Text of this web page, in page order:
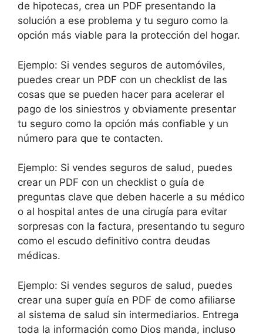
de hipotecas, crea un PDF presentando la
solución a ese problema y tu seguro como la
opción más viable para la protección del hogar.
Ejemplo: Si vendes seguros de automóviles,
puedes crear un PDF con un checklist de las
cosas que se pueden hacer para acelerar el
pago de los siniestros y obviamente presentar
tu seguro como la opción más confiable y un
número para que te contacten.
Ejemplo: Si vendes seguros de salud, puedes
crear un PDF con un checklist o guía de
preguntas clave que deben hacerle a su médico
o al hospital antes de una cirugía para evitar
sorpresas con la factura, presentando tu seguro
como el escudo definitivo contra deudas
médicas.
Ejemplo: Si vendes seguros de salud, puedes
crear una super guía en PDF de como afiliarse
al sistema de salud sin intermediarios. Entrega
toda la información como Dios manda, incluso